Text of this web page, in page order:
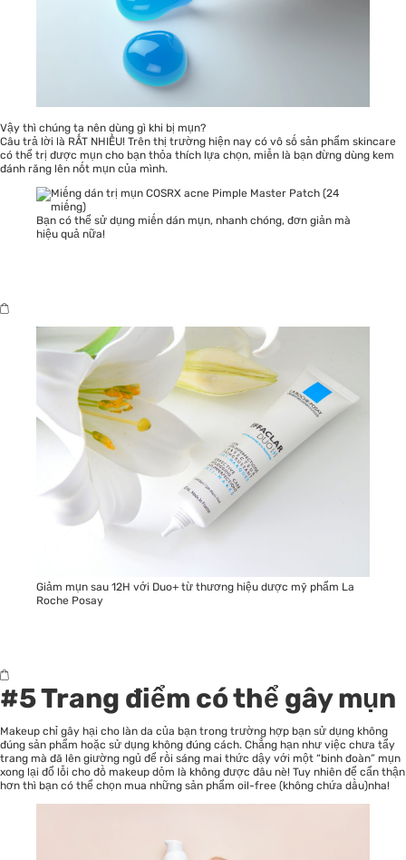
Vậy thì chúng ta nên dùng gì khi bị mụn?
Câu trả lời là RẤT NHIỀU! Trên thị trường hiện nay có vô số sản phẩm skincare
có thể trị được mụn cho bạn thỏa thích lựa chọn, miễn là bạn đừng dùng kem
đánh răng lên nốt mụn của mình.
Bạn có thể sử dụng miến dán mụn, nhanh chóng, đơn giản mà
hiệu quả nữa!
Giảm mụn sau 12H với Duo+ từ thương hiệu dược mỹ phẩm La
Roche Posay
#5 Trang điểm có thể gây mụn
Makeup chỉ gây hại cho làn da của bạn trong trường hợp bạn sử dụng không
đúng sản phẩm hoặc sử dụng không đúng cách. Chẳng hạn như việc chưa tẩy
trang mà đã lên giường ngủ để rồi sáng mai thức dậy với một “binh đoàn” mụn
xong lại đổ lỗi cho đồ makeup dỏm là không được đâu nè! Tuy nhiên để cẩn thận
hơn thì bạn có thể chọn mua những sản phẩm oil-free (không chứa dầu)nha!